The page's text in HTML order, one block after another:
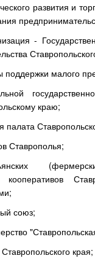
развития и
-
малого
краю;
Ставрополья;
кооперативов
союз;
края;